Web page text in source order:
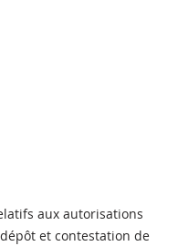
aux autorisations
et contestation de